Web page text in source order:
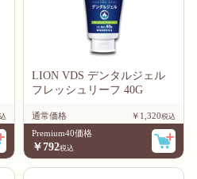
LION VDS デンタルジェル
フレッシュリーフ 40G
通常価格
￥1,320
Premium40価格
￥792